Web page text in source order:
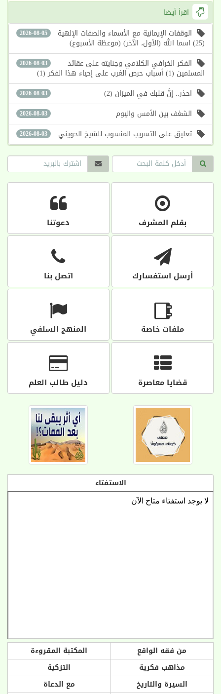
اقرأ أيضا
2026-08-05 الوقفات الإيمانية مع الأسماء والصفات الإلهية
(25) اسما الله (الأول، الآخر) (موعظة الأسبوع)
2026-08-03 الفكر الخرافي الكلامي وجنايته على عقائد
المسلمين (1) أسباب حرص الغرب على إحياء هذا الفكر (1)
2026-08-03 احذر.. إنَّ قلبك في الميزان (2)
2026-08-03 الشغف بين الأمس واليوم
2026-08-03 تعليق على التسريب المنسوب للشيخ الحويني
بقلم المشرف دعوتنا
أرسل استفسارك اتصل بنا
ملفات خاصة المنهج السلفي
قضايا معاصرة دليل طالب العلم
الاستفتاء
من فقه الواقع
المكتبة المقروءة
مذاهب فكرية
التزكية
السيرة والتاريخ
مع الدعاة